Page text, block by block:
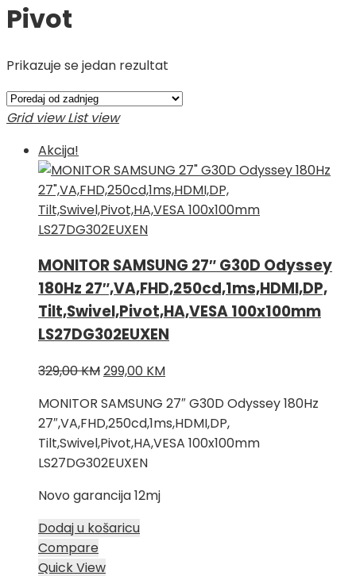
Pivot
Prikazuje se jedan rezultat
Grid view List view
Akcija!
MONITOR SAMSUNG 27″ G30D Odyssey
180Hz 27″,VA,FHD,250cd,1ms,HDMI,DP,
Tilt,Swivel,Pivot,HA,VESA 100x100mm
LS27DG302EUXEN
329,00KMIzvorna
bila
je:
329,00 KM.
299,00 KMTrenutna
je:
299,00 KM.
MONITOR SAMSUNG 27″ G30D Odyssey 180Hz
27″,VA,FHD,250cd,1ms,HDMI,DP,
Tilt,Swivel,Pivot,HA,VESA 100x100mm
LS27DG302EUXEN
Novo garancija 12mj
Dodaj u košaricu
Compare
Quick View